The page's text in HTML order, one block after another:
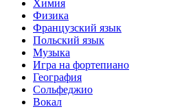
Химия
Физика
Французский язык
Польский язык
Музыка
Игра на фортепиано
География
Сольфеджио
Вокал